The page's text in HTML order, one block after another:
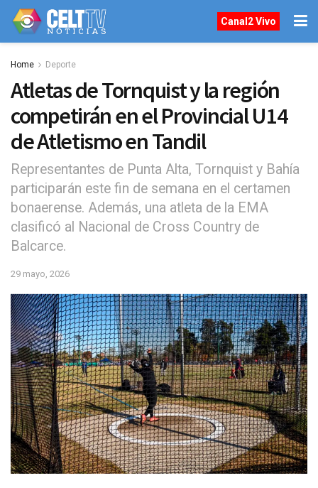
Canal2 Vivo
Home Deporte
Atletas de Tornquist y la región
competirán en el Provincial U14
de Atletismo en Tandil
Representantes de Punta Alta, Tornquist y Bahía
participarán este fin de semana en el certamen
bonaerense. Además, una atleta de la EMA
clasificó al Nacional de Cross Country de
Balcarce.
29 mayo, 2026